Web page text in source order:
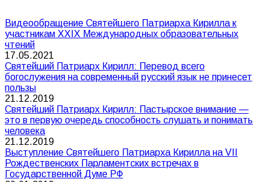
Видеообращение Святейшего Патриарха Кирилла к
участникам XXIX Международных образовательных
чтений
17.05.2021
Святейший Патриарх Кирилл: Перевод всего
богослужения на современный русский язык не принесет
пользы
21.12.2019
Святейший Патриарх Кирилл: Пастырское внимание —
это в первую очередь способность слушать и понимать
человека
21.12.2019
Выступление Святейшего Патриарха Кирилла на VII
Рождественских Парламентских встречах в
Государственной Думе РФ